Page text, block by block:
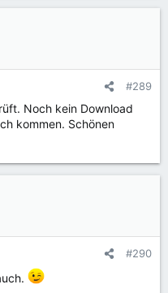
#289
Noch kein Download
kommen. Schönen
#290